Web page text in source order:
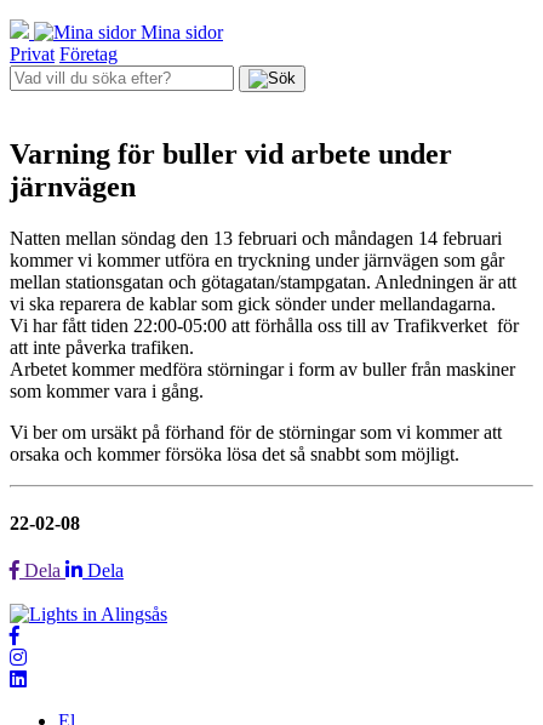
Mina sidor
Privat Företag
Varning för buller vid arbete under
järnvägen
Natten mellan söndag den 13 februari och måndagen 14 februari
kommer vi kommer utföra en tryckning under järnvägen som går
mellan stationsgatan och götagatan/stampgatan. Anledningen är att
vi ska reparera de kablar som gick sönder under mellandagarna.
Vi har fått tiden 22:00-05:00 att förhålla oss till av Trafikverket för
att inte påverka trafiken.
Arbetet kommer medföra störningar i form av buller från maskiner
som kommer vara i gång.
Vi ber om ursäkt på förhand för de störningar som vi kommer att
orsaka och kommer försöka lösa det så snabbt som möjligt.
22-02-08
Dela Dela